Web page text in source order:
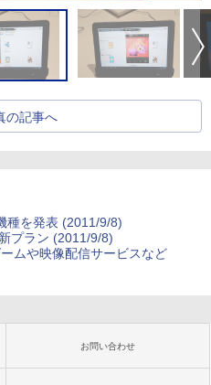
の記事へ
種を発表 (2011/9/8)
プラン (2011/9/8)
ムや映像配信サービスなど
お問い合わせ